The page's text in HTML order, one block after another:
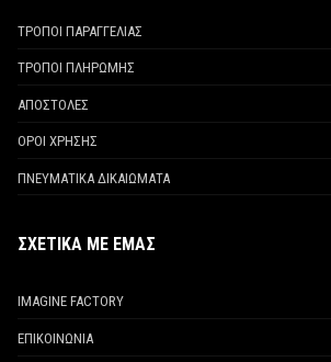
ΤΡΟΠΟΙ ΠΑΡΑΓΓΕΛΙΑΣ
ΤΡΟΠΟΙ ΠΛΗΡΩΜΗΣ
ΑΠΟΣΤΟΛΕΣ
ΟΡΟΙ ΧΡΗΣΗΣ
ΠΝΕΥΜΑΤΙΚΑ ΔΙΚΑΙΩΜΑΤΑ
ΣΧΕΤΙΚΑ ΜΕ ΕΜΑΣ
IMAGINE FACTORY
ΕΠΙΚΟΙΝΩΝΙΑ